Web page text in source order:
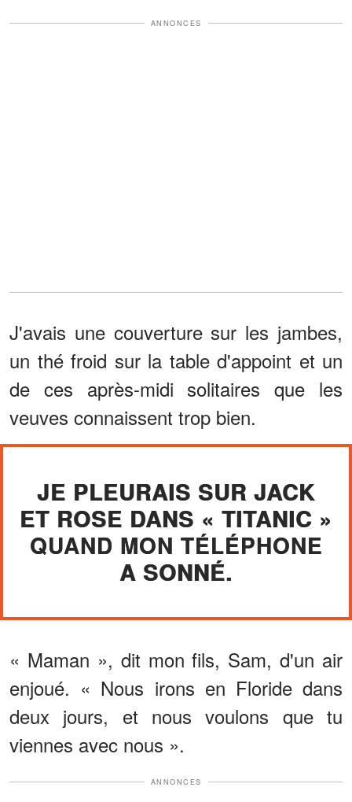
ANNONCES
J'avais une couverture sur les jambes,
un thé froid sur la table d'appoint et un
de ces après-midi solitaires que les
veuves connaissent trop bien.
JE PLEURAIS SUR JACK
ET ROSE DANS « TITANIC »
QUAND MON TÉLÉPHONE
A SONNÉ.
« Maman », dit mon fils, Sam, d'un air
enjoué. « Nous irons en Floride dans
deux jours, et nous voulons que tu
viennes avec nous ».
ANNONCES